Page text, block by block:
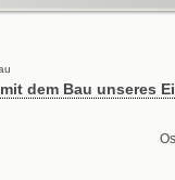
dem Bau unseres